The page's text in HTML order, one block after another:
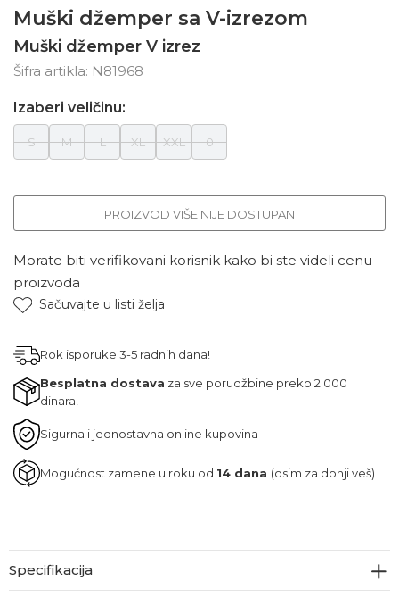
Muški džemper sa V-izrezom
Muški džemper V izrez
Šifra artikla: N81968
Izaberi veličinu:
S M L XL XXL 0
PROIZVOD VIŠE NIJE DOSTUPAN
Morate biti verifikovani korisnik kako bi ste videli cenu
proizvoda
Sačuvajte u listi želja
Rok isporuke 3-5 radnih dana!
Besplatna dostava za sve porudžbine preko 2.000
dinara!
Sigurna i jednostavna online kupovina
Mogućnost zamene u roku od 14 dana (osim za donji veš)
Specifikacija